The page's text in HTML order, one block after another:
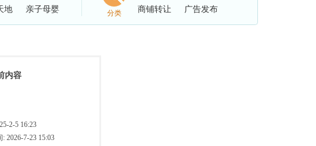
地
亲子母婴
分类
商铺转让
广告发布
内容
2-5 16:23
2026-7-23 15:03